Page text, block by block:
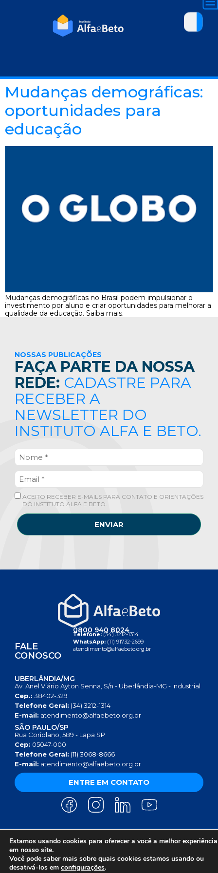
Mudanças demográficas:
oportunidades para
educação
Mudanças demográficas no Brasil podem impulsionar o
investimento por aluno e criar oportunidades para melhorar a
qualidade da educação. Saiba mais.
NOSSAS PUBLICAÇÕES
FAÇA PARTE DA NOSSA
REDE: CADASTRE PARA
RECEBER A
NEWSLETTER DO
INSTITUTO ALFA E BETO.
ACEITO RECEBER E-MAILS PARA CONTATO E ORIENTAÇÕES
DO INSTITUTO ALFA E BETO.
ENVIAR
FALE
CONOSCO
0800 940 8024
Telefone:(34) 3212-1314
WhatsApp: (11) 91732-2699
atendimento@alfaebeto.org.br
UBERLÂNDIA/MG
Av. Anel Viário Ayton Senna, S/n - Uberlândia-MG - Industrial
Cep.: 38402-329
Telefone Geral: (34) 3212-1314
E-mail: atendimento@alfaebeto.org.br
SÃO PAULO/SP
Rua Coriolano, 589 - Lapa SP
Cep: 05047-000
Telefone Geral: (11) 3068-8666
E-mail: atendimento@alfaebeto.org.br
ENTRE EM CONTATO
AVISO DE PRIVACIDADE POLÍTICA DE PRIVACIDADE
AVISO SOBRE COOKIES
COPYRIGHT 2025 © INSTITUTO ALFA E BETO - 08.458.084/0001-13
Estamos usando cookies para oferecer a você a melhor experiência
em nosso site.
Você pode saber mais sobre quais cookies estamos usando ou
desativá-los em configurações.